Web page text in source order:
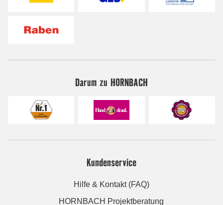
Darum zu HORNBACH
Kundenservice
Hilfe & Kontakt (FAQ)
HORNBACH Projektberatung